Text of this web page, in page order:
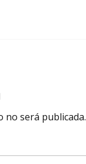
no será publicada.